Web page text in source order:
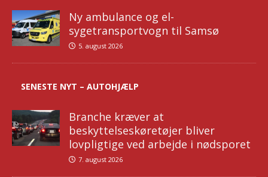
Ny ambulance og el-
sygetransportvogn til Samsø
5. august 2026
SENESTE NYT – AUTOHJÆLP
Branche kræver at
beskyttelseskøretøjer bliver
lovpligtige ved arbejde i nødsporet
7. august 2026